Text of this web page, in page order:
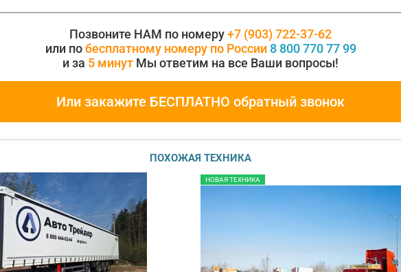
Позвоните НАМ по номеру+7 (903) 722-37-62
или побесплатному номеру по России 8 800 770 77 99
и за 5 минут Мы ответим на все Ваши вопросы!
Или закажите БЕСПЛАТНО обратный звонок
ПОХОЖАЯ ТЕХНИКА
НОВАЯ ТЕХНИКА